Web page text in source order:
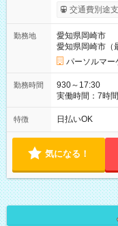
り） 【試用
交通費別途
勤務地
愛知県岡崎市
愛知県岡崎市（
パーソルマー
勤務時間
930～17:30
実働時間：7時
は固定休です／
フト！ 残業ほぼ
特徴 日払いOK
気になる！